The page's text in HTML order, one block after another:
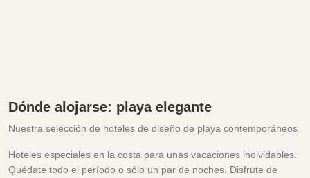
Dónde alojarse: playa elegante
Nuestra selección de hoteles de diseño de playa contemporáneos
Hoteles especiales en la costa para unas vacaciones inolvidables.
Quédate todo el período o sólo un par de noches. Disfrute de